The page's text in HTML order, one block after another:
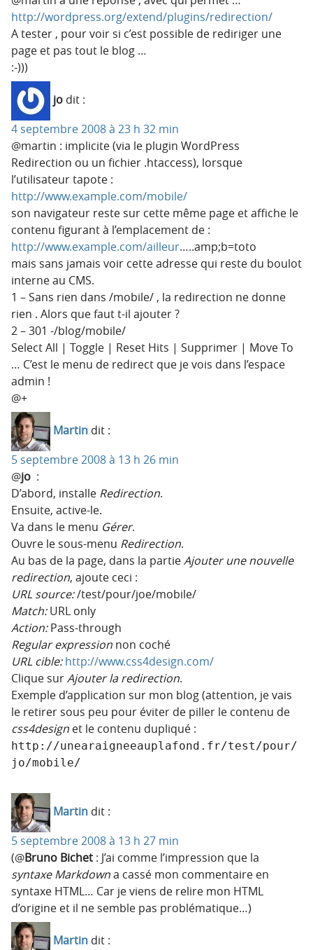
http://wordpress.org/extend/plugins/redirection/
A tester , pour voir si c’est possible de rediriger une
page et pas tout le blog …
:-)))
jo dit :
4 septembre 2008 à 23 h 32 min
@martin : implicite (via le plugin WordPress
Redirection ou un fichier .htaccess), lorsque
l’utilisateur tapote :
http://www.example.com/mobile/
son navigateur reste sur cette même page et affiche le
contenu figurant à l’emplacement de :
http://www.example.com/ailleur…..amp;b=toto
mais sans jamais voir cette adresse qui reste du boulot
interne au CMS.
1 – Sans rien dans /mobile/ , la redirection ne donne
rien . Alors que faut t-il ajouter ?
2 – 301 -​/blog​/mobile​/
Select All | Toggle | Reset Hits | Supprimer | Move To
… C’est le menu de redirect que je vois dans l’espace
admin !
@+
Martin dit :
5 septembre 2008 à 13 h 26 min
@jo :
D’abord, installe Redirection.
Ensuite, active-le.
Va dans le menu Gérer.
Ouvre le sous-menu Redirection.
Au bas de la page, dans la partieAjouter une nouvelle
redirection, ajoute ceci :
URL source:/test/pour/joe/mobile/
Match:URL only
Action:Pass-through
Regular expression non coché
URL cible: http://www.css4design.com/
Clique surAjouter la redirection.
Exemple d’application sur mon blog (attention, je vais
le retirer sous peu pour éviter de piller le contenu de
css4design et le contenu dupliqué :
http://unearaigneeauplafond.fr/test/pour/
jo/mobile/
Martin dit :
5 septembre 2008 à 13 h 27 min
(@Bruno Bichet : J’ai comme l’impression que la
syntaxe Markdowna cassé mon commentaire en
syntaxe HTML… Car je viens de relire mon HTML
d’origine et il ne semble pas problématique…)
Martin dit :